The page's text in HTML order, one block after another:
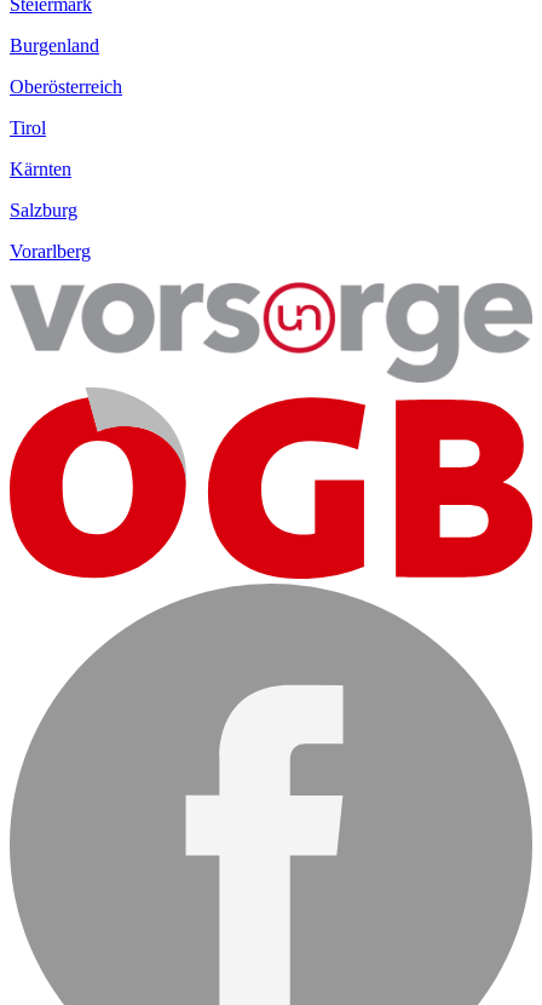
Steiermark
Burgenland
Oberösterreich
Tirol
Kärnten
Salzburg
Vorarlberg